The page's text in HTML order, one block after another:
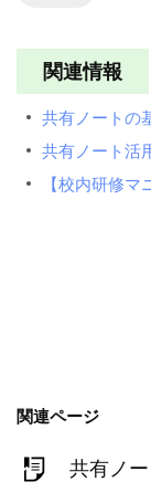
関連情報
共有ノートの
共有ノート活
【校内研修
関連ページ
共有ノ